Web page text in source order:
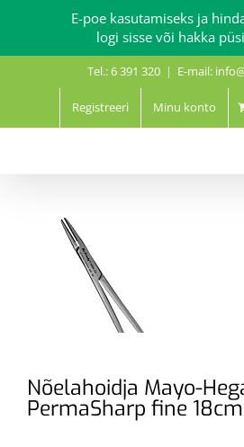
Tel.: 6 391 320 | E-mail:
Registreeri Minu konto
Nõelahoidja Mayo-
PermaSharp fine
E-poe kasutamiseks ja
logi sisse või hakka